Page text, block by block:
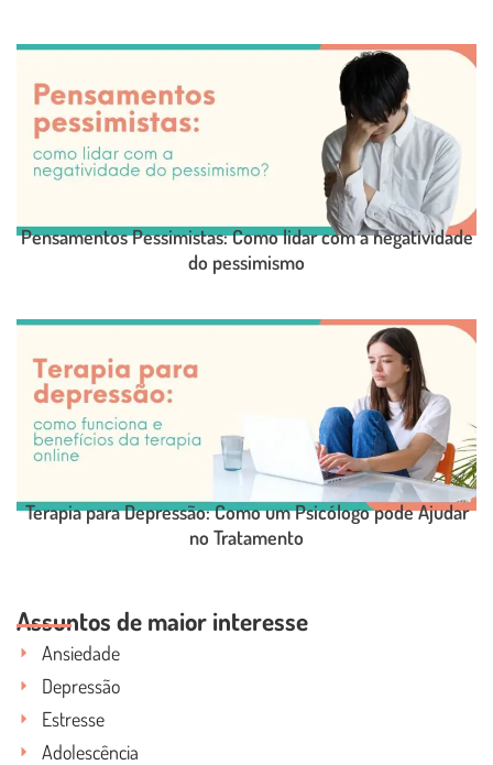
LEIA O POST COMPLETO
LEIA O POST COMPLETO
Pensamentos Pessimistas: Como lidar com a negatividade
do pessimismo
Terapia para Depressão: Como um Psicólogo pode Ajudar
no Tratamento
Assuntos de maior interesse
Ansiedade
Depressão
Estresse
Adolescência